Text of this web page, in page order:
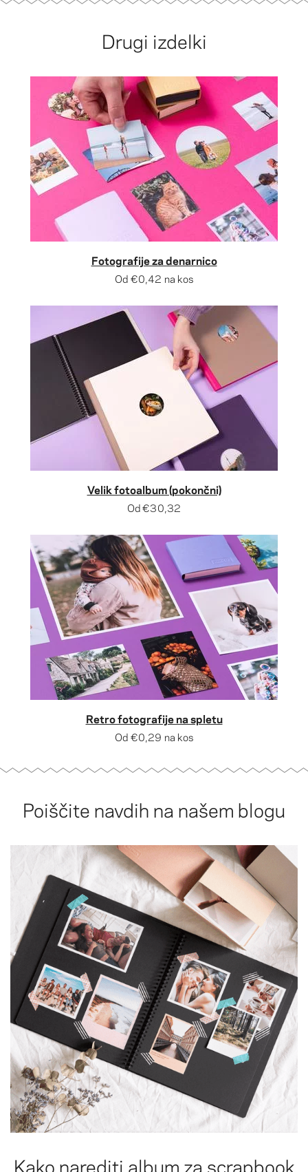
Drugi izdelki
Fotografije za denarnico
Od€0,42 na kos
Velik fotoalbum (pokončni)
Od€30,32
Retro fotografije na spletu
Od€0,29 na kos
Poiščite navdih na našem blogu
Kako narediti album za scrapbook